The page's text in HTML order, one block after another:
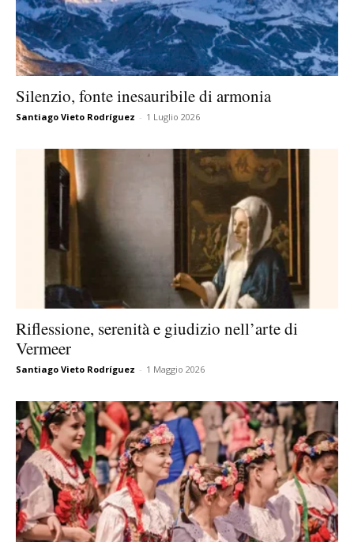
Silenzio, fonte inesauribile di armonia
Santiago Vieto Rodríguez - 1 Luglio 2026
Riflessione, serenità e giudizio nell’arte di
Vermeer
Santiago Vieto Rodríguez - 1 Maggio 2026